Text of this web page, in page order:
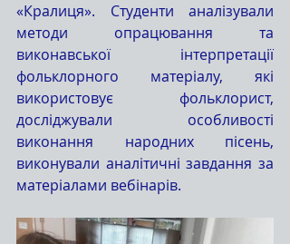
«Кралиця». Студенти аналізували
методи опрацювання та
виконавської інтерпретації
фольклорного матеріалу, які
використовує фольклорист,
досліджували особливості
виконання народних пісень,
виконували аналітичні завдання за
матеріалами вебінарів.